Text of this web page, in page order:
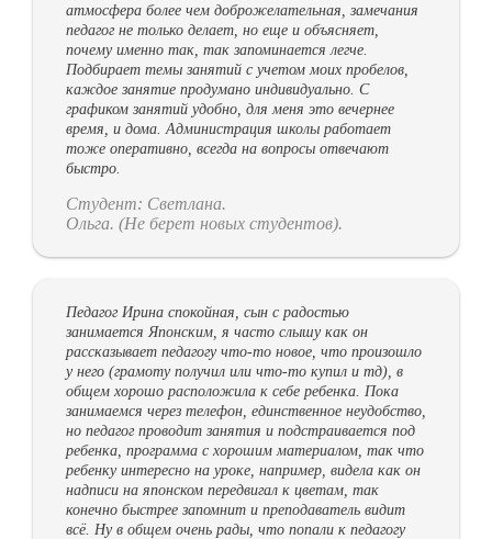
атмосфера более чем доброжелательная, замечания
педагог не только делает, но еще и объясняет,
почему именно так, так запоминается легче.
Подбирает темы занятий с учетом моих пробелов,
каждое занятие продумано индивидуально. С
графиком занятий удобно, для меня это вечернее
время, и дома. Администрация школы работает
тоже оперативно, всегда на вопросы отвечают
быстро.
Студент: Светлана.
Ольга. (Не берет новых студентов).
Педагог Ирина спокойная, сын с радостью
занимается Японским, я часто слышу как он
рассказывает педагогу что-то новое, что произошло
у него (грамоту получил или что-то купил и тд), в
общем хорошо расположила к себе ребенка. Пока
занимаемся через телефон, единственное неудобство,
но педагог проводит занятия и подстраивается под
ребенка, программа с хорошим материалом, так что
ребенку интересно на уроке, например, видела как он
надписи на японском передвигал к цветам, так
конечно быстрее запомнит и преподаватель видит
всё. Ну в общем очень рады, что попали к педагогу